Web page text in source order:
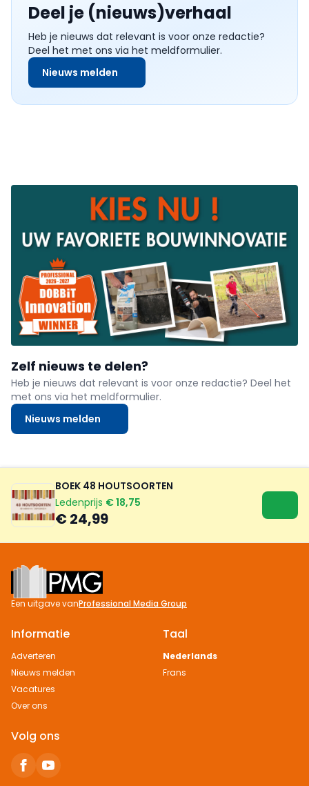
Deel je (nieuws)verhaal
Heb je nieuws dat relevant is voor onze redactie?
Deel het met ons via het meldformulier.
Nieuws melden
Zelf nieuws te delen?
Heb je nieuws dat relevant is voor onze redactie? Deel het
met ons via het meldformulier.
Nieuws melden
BOEK 48 HOUTSOORTEN
Ledenprijs € 18,75
€ 24,99
Footer
Een uitgave vanProfessional Media Group
Informatie
Adverteren
Nieuws melden
Vacatures
Over ons
Taal
Nederlands
Frans
Volg ons